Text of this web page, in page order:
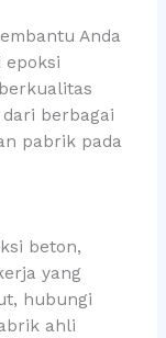
Anda
epoksi
berbagai
pabrik pada
beton,
yang
hubungi
ahli